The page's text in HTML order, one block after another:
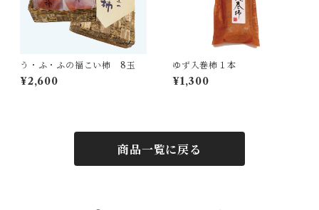
う・ふ・ふの福こい柿 8玉
¥2,600
ゆず入巻柿１本
¥1,300
商品一覧に戻る